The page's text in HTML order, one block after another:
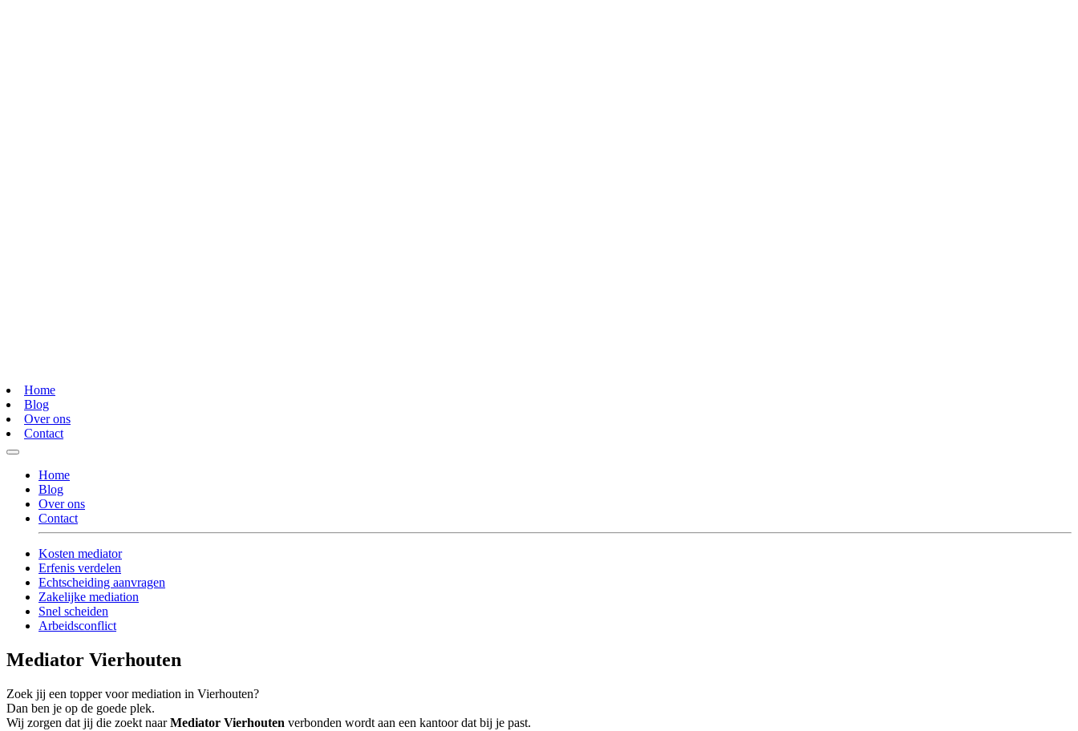
Home
Blog
Over ons
Contact
Home
Blog
Over ons
Contact
Kosten mediator
Erfenis verdelen
Echtscheiding aanvragen
Zakelijke mediation
Snel scheiden
Arbeidsconflict
Mediator Vierhouten
Zoek jij een topper voor mediation in Vierhouten?
Dan ben je op de goede plek.
Wij zorgen dat jij die zoekt naarMediator Vierhouten verbonden wordt aan een kantoor dat bij je past.